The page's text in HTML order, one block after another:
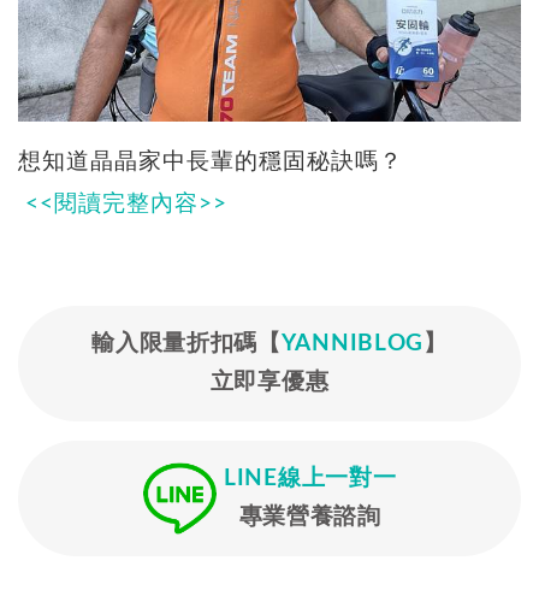
想知道晶晶家中長輩的穩固秘訣嗎？
<<閱讀完整內容>>
輸入限量折扣碼【 YANNIBLOG 】
立即享優惠
LINE線上一對一
專業營養諮詢